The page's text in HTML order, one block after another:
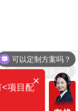
可以定制方案吗？
你们电话多少？
×
<项目配